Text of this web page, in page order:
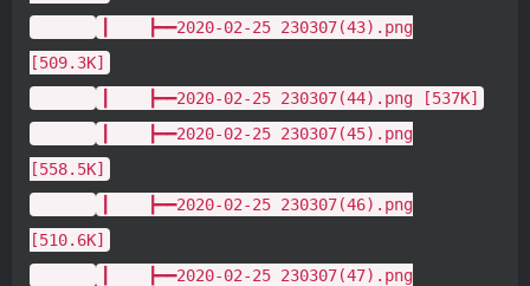
┃ ┣━━2020-02-25 230307(43).png
[509.3K]
┃ ┣━━2020-02-25 230307(44).png [537K]
┃ ┣━━2020-02-25 230307(45).png
[558.5K]
┃ ┣━━2020-02-25 230307(46).png
[510.6K]
┃ ┣━━2020-02-25 230307(47).png